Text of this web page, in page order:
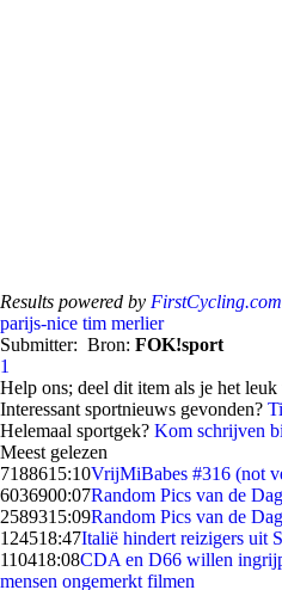
Results powered by FirstCycling.com
parijs-nice tim merlier
Submitter: Bron: FOK!sport
1
Help ons; deel dit item als je het leuk
Interessant sportnieuws gevonden?
Helemaal sportgek? Kom schrijven
Meest gelezen
7188615:10VrijMiBabes #316 (not
6036900:07Random Pics van de
2589315:09Random Pics van de
124518:47Italië hindert reizigers uit
110418:08CDA en D66 willen
mensen ongemerkt filmen